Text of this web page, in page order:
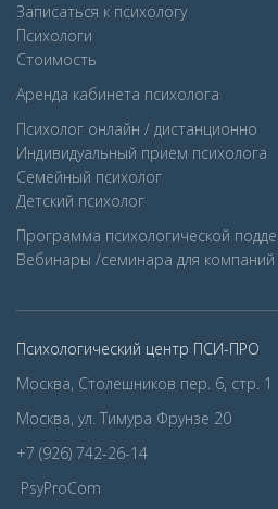
Записаться к психологу
Психологи
Стоимость
Аренда кабинета психолога
Психолог онлайн / дистанционно
Индивидуальный прием психолога
Семейный психолог
Детcкий психолог
Программа психологической
Вебинары /семинара для компаний
Психологический центр ПСИ-ПРО
Москва, Столешников пер. 6, стр. 1
Москва, ул. Тимура Фрунзе 20
+7 (926) 742-26-14
PsyProCom